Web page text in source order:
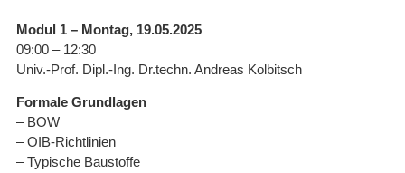
Modul 1 – Montag, 19.05.2025
09:00 – 12:30
Univ.-Prof. Dipl.-Ing. Dr.techn. Andreas Kolbitsch
Formale Grundlagen
– BOW
– OIB-Richtlinien
– Typische Baustoffe